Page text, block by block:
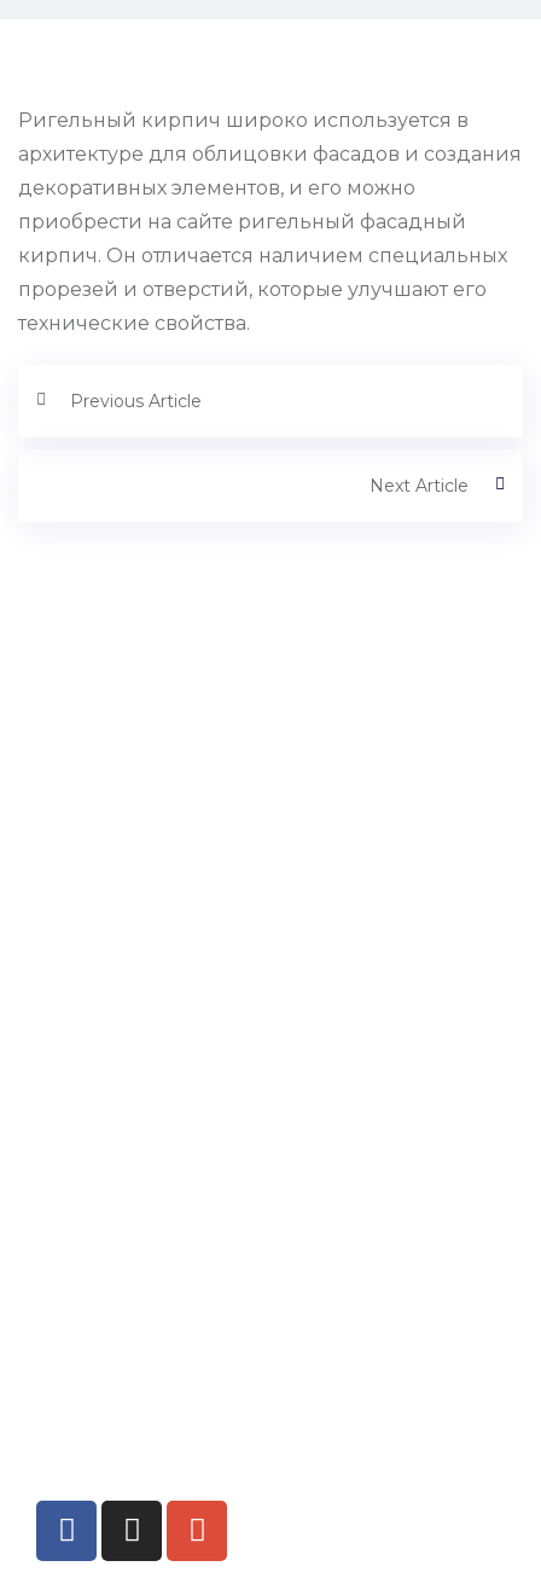
Ригельный кирпич широко используется в
архитектуре для облицовки фасадов и создания
декоративных элементов, и его можно
приобрести на сайте ригельный фасадный
кирпич. Он отличается наличием специальных
прорезей и отверстий, которые улучшают его
технические свойства.
Previous Article
Next Article